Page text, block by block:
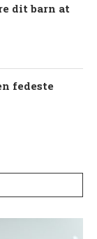
dit barn at
fedeste